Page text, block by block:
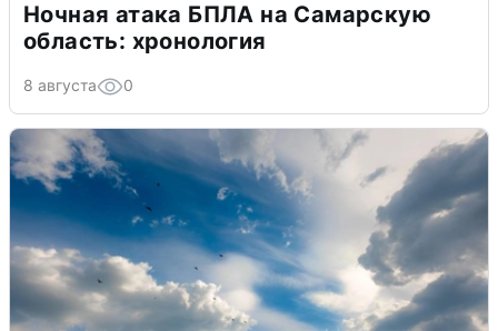
Ночная атака БПЛА на Самарскую
область: хронология
8 августа 0